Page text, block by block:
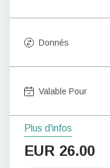
Donnés
Valable Pour
Plus d'infos
EUR 26.00